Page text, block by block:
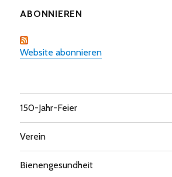
ABONNIEREN
Website abonnieren
150-Jahr-Feier
Verein
Bienengesundheit